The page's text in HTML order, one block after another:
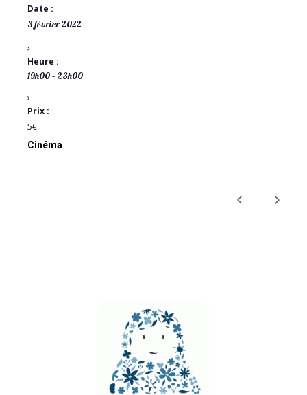
Date :
3 février 2022
Heure :
19h00 – 23h00
Prix :
5€
Cinéma